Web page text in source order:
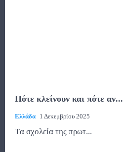
Πότε κλείνουν και πότε αν...
Ελλάδα 1 Δεκεμβρίου 2025
Tα σχολεία της πρωτ...